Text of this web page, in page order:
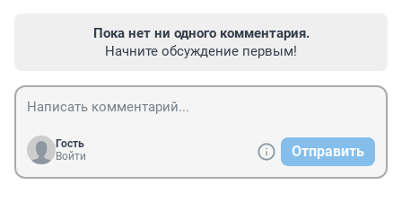
Пока нет ни одного комментария.
Начните обсуждение первым!
Гость
Войти
Отправить